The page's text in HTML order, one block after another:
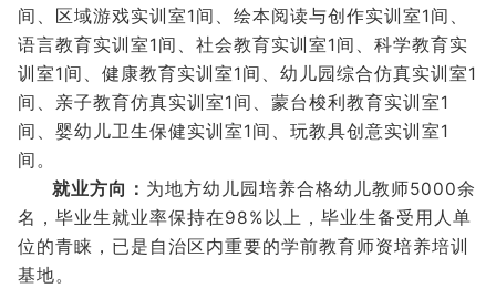
间、区域游戏实训室1间、绘本阅读与创作实训室1间、
语言教育实训室1间、社会教育实训室1间、科学教育实
训室1间、健康教育实训室1间、幼儿园综合仿真实训室1
间、亲子教育仿真实训室1间、蒙台梭利教育实训室1
间、婴幼儿卫生保健实训室1间、玩教具创意实训室1
间。
就业方向： 为地方幼儿园培养合格幼儿教师5000余
名，毕业生就业率保持在98%以上，毕业生备受用人单
位的青睐，已是自治区内重要的学前教育师资培养培训
基地。